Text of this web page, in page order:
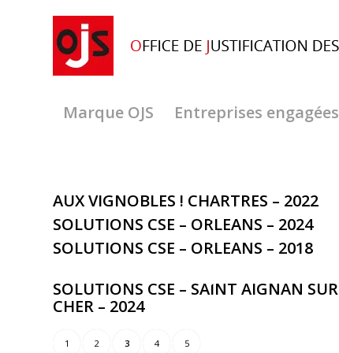
Marque OJS Entreprises engagées
AUX VIGNOBLES ! CHARTRES – 2022
SOLUTIONS CSE – ORLEANS – 2024
SOLUTIONS CSE – ORLEANS – 2018
SOLUTIONS CSE – SAINT AIGNAN SUR
CHER – 2024
1 2 3 4 5